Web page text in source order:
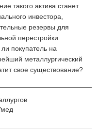
такого актива станет
инвестора,
резервы для
перестройки
покупатель на
металлургический
свое существование?